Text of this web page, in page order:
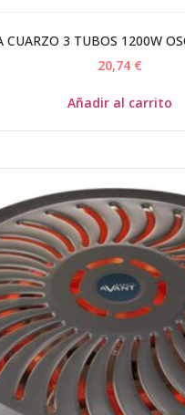
CUARZO 3 TUBOS 1200W
20,74 €
Añadir al carrito